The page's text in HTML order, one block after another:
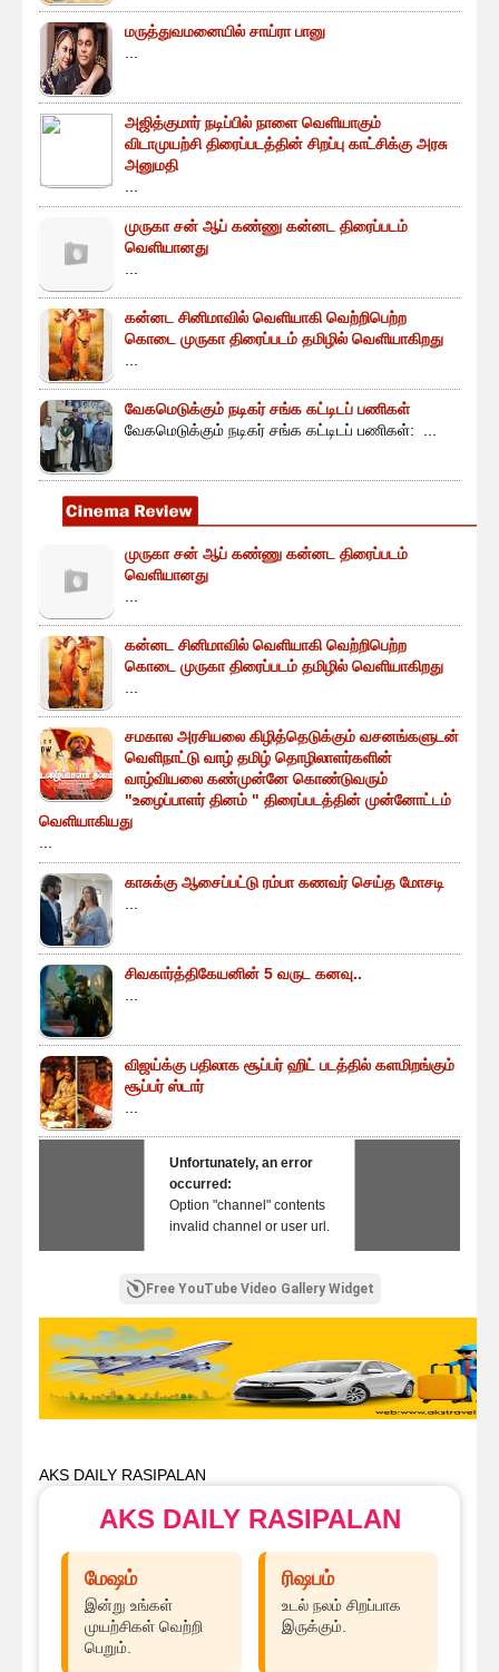
மருத்துவமனையில் சாய்ரா பானு
அஜித்குமார் நடிப்பில் நாளை வெளியாகும்
விடாமுயற்சி திரைப்படத்தின் சிறப்பு காட்சிக்கு அரசு
அனுமதி
முருகா சன் ஆப் கண்ணு கன்னட திரைப்படம்
வெளியானது
கன்னட சினிமாவில் வெளியாகி வெற்றிபெற்ற
கொடை முருகா திரைப்படம் தமிழில் வெளியாகிறது
வேகமெடுக்கும் நடிகர் சங்க கட்டிடப் பணிகள்
வேகமெடுக்கும் நடிகர் சங்க கட்டிடப் பணிகள்: ...
முருகா சன் ஆப் கண்ணு கன்னட திரைப்படம்
வெளியானது
கன்னட சினிமாவில் வெளியாகி வெற்றிபெற்ற
கொடை முருகா திரைப்படம் தமிழில் வெளியாகிறது
சமகால அரசியலை கிழித்தெடுக்கும் வசனங்களுடன்
வெளிநாட்டு வாழ் தமிழ் தொழிலாளர்களின்
வாழ்வியலை கண்முன்னே கொண்டுவரும்
"உழைப்பாளர் தினம் " திரைப்படத்தின் முன்னோட்டம்
வெளியாகியது
காசுக்கு ஆசைப்பட்டு ரம்பா கணவர் செய்த மோசடி
சிவகார்த்திகேயனின் 5 வருட கனவு..
விஜய்க்கு பதிலாக சூப்பர் ஹிட் படத்தில் களமிறங்கும்
சூப்பர் ஸ்டார்
Unfortunately, an error
occurred:
Option "channel" contents
invalid channel or user url.
Free YouTube Video Gallery Widget
AKS DAILY RASIPALAN
AKS DAILY RASIPALAN
மேஷம்
இன்று உங்கள்
முயற்சிகள் வெற்றி
பெறும்.
ரிஷபம்
உடல் நலம் சிறப்பாக
இருக்கும்.